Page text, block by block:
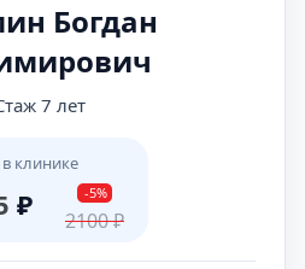
Богдан
7 лет
клинике
₽ -5%
2100₽